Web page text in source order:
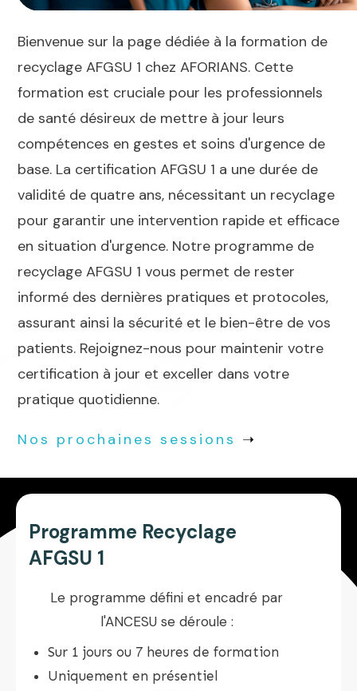
Bienvenue sur la page dédiée à la formation de
recyclage AFGSU 1 chez AFORIANS. Cette
formation est cruciale pour les professionnels
de santé désireux de mettre à jour leurs
compétences en gestes et soins d'urgence de
base. La certification AFGSU 1 a une durée de
validité de quatre ans, nécessitant un recyclage
pour garantir une intervention rapide et efficace
en situation d'urgence. Notre programme de
recyclage AFGSU 1 vous permet de rester
informé des dernières pratiques et protocoles,
assurant ainsi la sécurité et le bien-être de vos
patients. Rejoignez-nous pour maintenir votre
certification à jour et exceller dans votre
pratique quotidienne.
Nos prochaines sessions ➝
Programme Recyclage
AFGSU 1
Le programme défini et encadré par
l'ANCESU se déroule :
Sur 1 jours ou 7 heures de formation
Uniquement en présentiel